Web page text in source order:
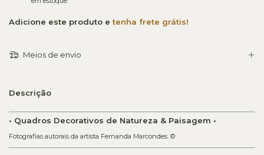
Adicione este produto etenha frete grátis!
Meios de envio
Descrição
• Quadros Decorativos de Natureza & Paisagem •
Fotografias autorais da artista Fernanda Marcondes. ©